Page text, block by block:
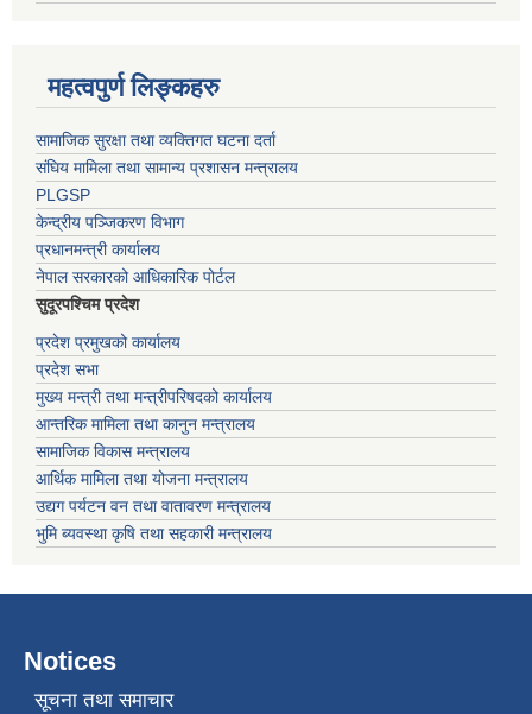
महत्वपुर्ण लिङ्कहरु
सामाजिक सुरक्षा तथा व्यक्तिगत घटना दर्ता
संघिय मामिला तथा सामान्य प्रशासन मन्त्रालय
PLGSP
केन्द्रीय पञ्जिकरण विभाग
प्रधानमन्त्री कार्यालय
नेपाल सरकारको आधिकारिक पोर्टल
सुदूरपश्चिम प्रदेश
प्रदेश प्रमुखको कार्यालय
प्रदेश सभा
मुख्य मन्त्री तथा मन्त्रीपरिषदको कार्यालय
आन्तरिक मामिला तथा कानुन मन्त्रालय
सामाजिक विकास मन्त्रालय
आर्थिक मामिला तथा योजना मन्त्रालय
उद्यग पर्यटन वन तथा वातावरण मन्त्रालय
भुमि ब्यवस्था कृषि तथा सहकारी मन्त्रालय
Notices
सूचना तथा समाचार